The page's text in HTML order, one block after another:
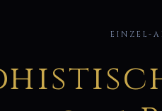
EINZEL-